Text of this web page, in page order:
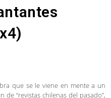
que se le viene en mente a un
“revistas chilenas del pasado”,